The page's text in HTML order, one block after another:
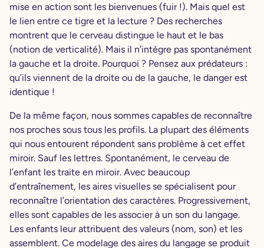
mise en action sont les bienvenues (fuir !). Mais quel est
le lien entre ce tigre et la lecture ? Des recherches
montrent que le cerveau distingue le haut et le bas
(notion de verticalité). Mais il n’intègre pas spontanément
la gauche et la droite. Pourquoi ? Pensez aux prédateurs :
qu’ils viennent de la droite ou de la gauche, le danger est
identique !
De la même façon, nous sommes capables de reconnaître
nos proches sous tous les profils. La plupart des éléments
qui nous entourent répondent sans problème à cet effet
miroir. Sauf les lettres. Spontanément, le cerveau de
l’enfant les traite en miroir. Avec beaucoup
d’entraînement, les aires visuelles se spécialisent pour
reconnaître l’orientation des caractères. Progressivement,
elles sont capables de les associer à un son du langage.
Les enfants leur attribuent des valeurs (nom, son) et les
assemblent. Ce modelage des aires du langage se produit